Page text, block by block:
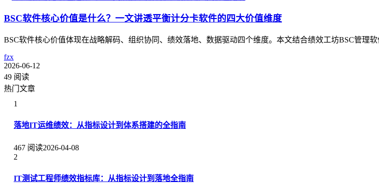
BSC软件核心价值是什么？一文讲透平衡计分卡软件的四大价值维度
BSC软件核心价值体现在战略解码、组织协同、绩效落地、数据驱动四个维度。本文结合绩效工坊BSC管
fzx
2026-06-12
49 阅读
热门文章
1
落地IT运维绩效：从指标设计到体系搭建的全指南
467 阅读2026-04-08
2
IT测试工程师绩效指标库：从指标设计到落地全指南